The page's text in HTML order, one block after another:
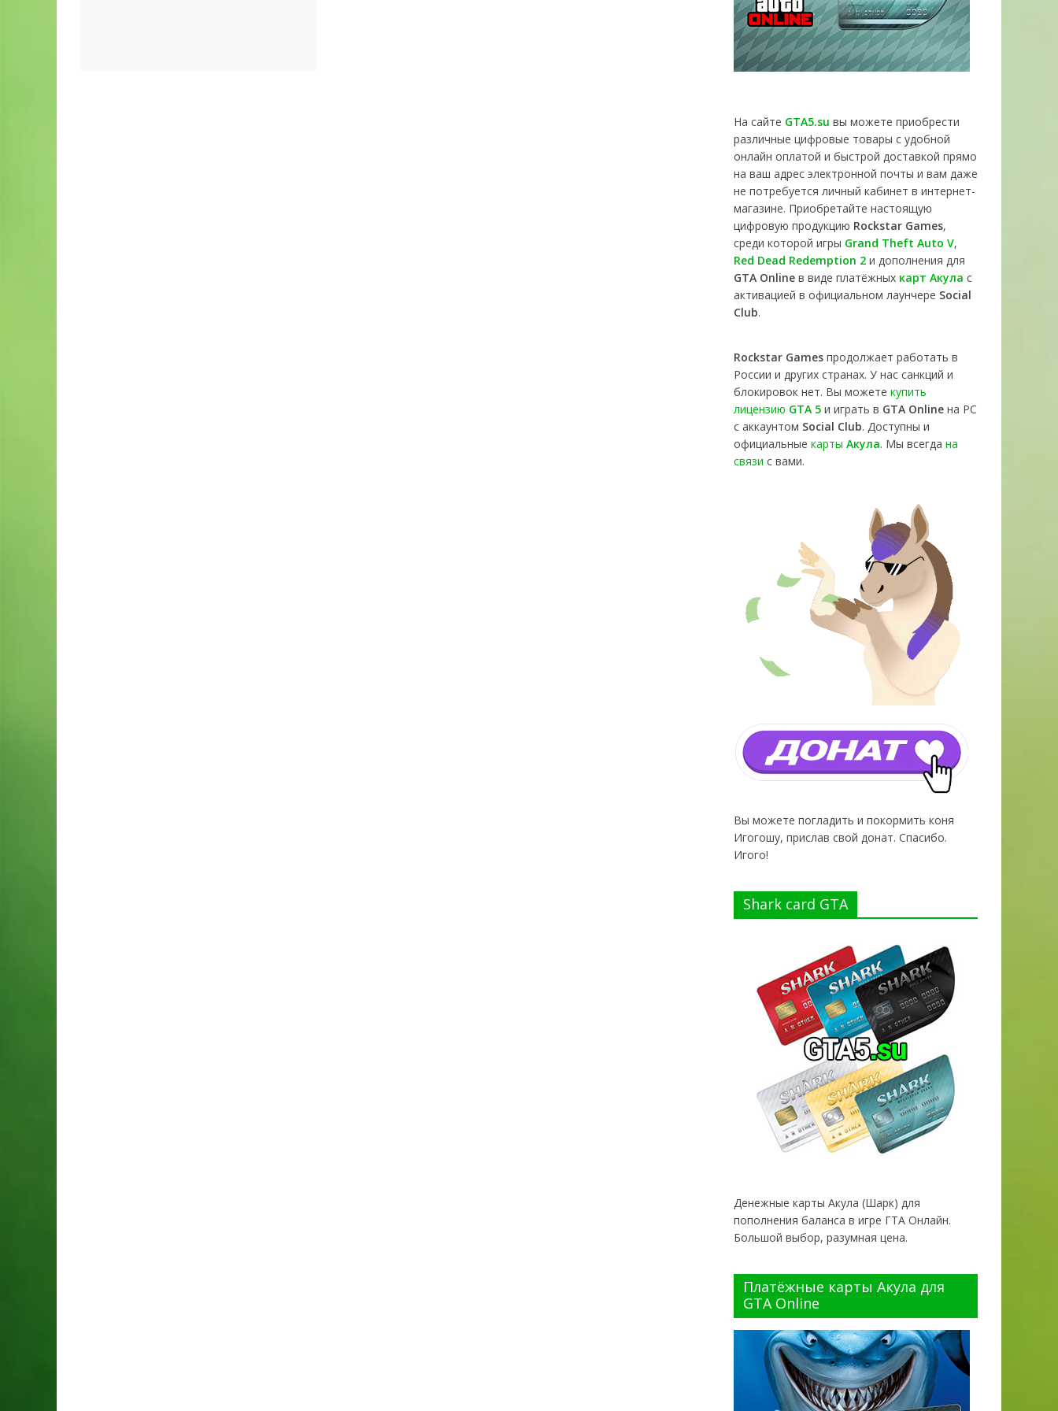
На сайте GTA5.su вы можете приобрести
различные цифровые товары с удобной
онлайн оплатой и быстрой доставкой прямо
на ваш адрес электронной почты и вам даже
не потребуется личный кабинет в интернет-
магазине. Приобретайте настоящую
цифровую продукцию Rockstar Games,
среди которой игры Grand Theft Auto V,
Red Dead Redemption 2 и дополнения для
GTA Online в виде платёжных карт Акула с
активацией в официальном лаунчере Social
Club.
Rockstar Games продолжает работать в
России и других странах. У нас санкций и
блокировок нет. Вы можете купить
лицензию GTA 5 и играть в GTA Online на PC
с аккаунтом Social Club. Доступны и
официальные карты Акула. Мы всегда на
связи с вами.
Вы можете погладить и покормить коня
Игогошу, прислав свой донат. Спасибо.
Игого!
Shark card GTA
Денежные карты Акула (Шарк) для
пополнения баланса в игре ГТА Онлайн.
Большой выбор, разумная цена.
Платёжные карты Акула для
GTA Online